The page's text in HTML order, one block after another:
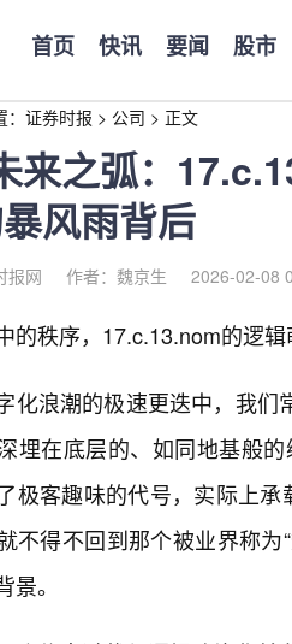
首页 快讯 要闻 股市
证券时报 > 公司 > 正文
来之弧：
风雨背后
报网 作者：魏京生 2026-02-08
的秩序，17.c.13.nom的逻
化浪潮的极速更迭中，我们
埋在底层的、如同地基般
极客趣味的代号，实际上
不得不回到那个被业界称为
景。